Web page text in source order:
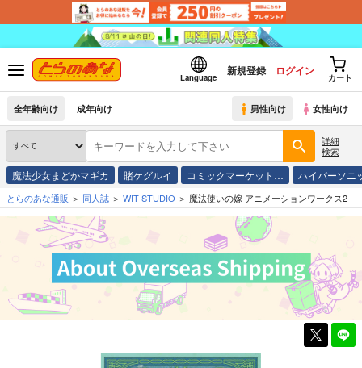
Language
新規登録 ログイン
カート
全年齢向け 成年向け 男性向け 女性向け
詳細
検索
魔法少女まどかマギカ 賭ケグルイ コミックマーケット… ハイパーソ
とらのあな通販 同人誌 WIT STUDIO 魔法使いの嫁 アニメーションワークス2